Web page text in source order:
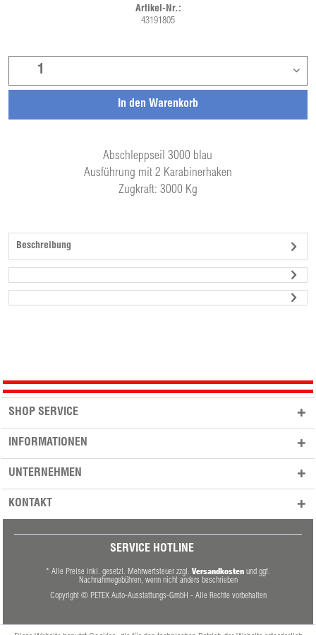
Abschleppseil 3000 blau
Ausführung mit 2 Karabinerhaken
Zugkraft: 3000 Kg
In den Warenkorb
Artikel-Nr.:
43191805
Beschreibung
SHOP SERVICE
INFORMATIONEN
UNTERNEHMEN
KONTAKT
SERVICE HOTLINE
* Alle Preise inkl. gesetzl. Mehrwertsteuer zzgl. Versandkosten und ggf.
Nachnahmegebühren, wenn nicht anders beschrieben
Copyright © PETEX Auto-Ausstattungs-GmbH - Alle Rechte vorbehalten